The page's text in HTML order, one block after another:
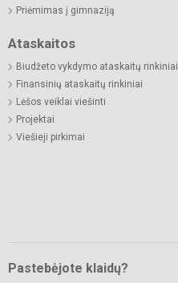
Priėmimas į gimnaziją
Ataskaitos
Biudžeto vykdymo ataskaitų rinkiniai
Finansinių ataskaitų rinkiniai
Lėšos veiklai viešinti
Projektai
Viešieji pirkimai
Pastebėjote klaidų?